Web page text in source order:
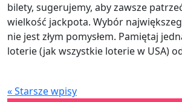
bilety, sugerujemy, aby zawsze
wielkość jackpota. Wybór
nie jest złym pomysłem. Pamiętaj
loterie (jak wszystkie loterie w USA)
« Starsze wpisy